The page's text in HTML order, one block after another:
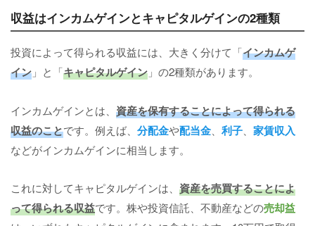
収益はインカムゲインとキャピタルゲインの2種類
投資によって得られる収益には、大きく分けて「インカムゲ
イン 」と「キャピタルゲイン 」の2種類があります。
インカムゲインとは、 資産を保有することによって得られる
収益のことです。例えば、 分配金や配当金 利子 家賃収入
などがインカムゲインに相当します。
これに対してキャピタルゲインは、 資産を売買することによ
って得られる収益です。株や投資信託、不動産などの売却益